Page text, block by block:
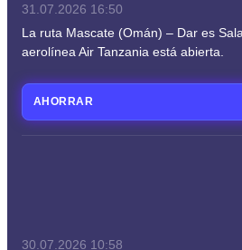
31.07.2026 16:50
La ruta Mascate (Omán) – Dar es
aerolínea Air Tanzania está abierta.
AHORRAR
30.07.2026 10:58